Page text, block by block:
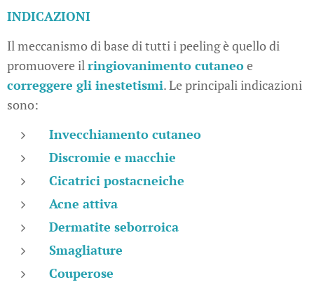
INDICAZIONI
Il meccanismo di base di tutti i peeling è quello di
promuovere ilringiovanimento cutaneoe
correggere gli inestetismi. Le principali indicazioni
sono:
Invecchiamento cutaneo
Discromie e macchie
Cicatrici postacneiche
Acne attiva
Dermatite seborroica
Smagliature
Couperose